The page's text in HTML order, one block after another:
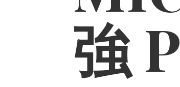
強